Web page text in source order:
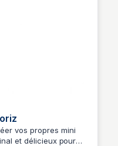
vos propres mini
et délicieux pour